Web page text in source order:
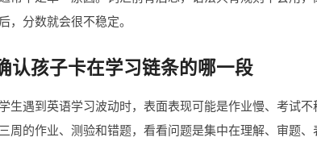
，分数就会很不稳定。
认孩子卡在学习链条的哪一段
生遇到英语学习波动时，表面表现可能是作业慢、考试
周的作业、测验和错题，看看问题是集中在理解、审题、